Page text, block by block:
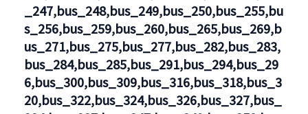
_247,bus_248,bus_249,bus_250,bus_255,bu
s_256,bus_259,bus_260,bus_265,bus_269,b
us_271,bus_275,bus_277,bus_282,bus_283,
bus_284,bus_285,bus_291,bus_294,bus_29
6,bus_300,bus_309,bus_316,bus_318,bus_3
20,bus_322,bus_324,bus_326,bus_327,bus_